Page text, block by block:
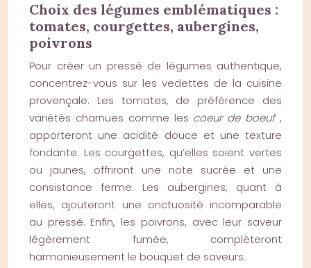
Choix des légumes emblématiques :
tomates, courgettes, aubergines,
poivrons
Pour créer un pressé de légumes authentique,
concentrez-vous sur les vedettes de la cuisine
provençale. Les tomates, de préférence des
variétés charnues comme les coeur de boeuf,
apporteront une acidité douce et une texture
fondante. Les courgettes, qu’elles soient vertes
ou jaunes, offriront une note sucrée et une
consistance ferme. Les aubergines, quant à
elles, ajouteront une onctuosité incomparable
au pressé. Enfin, les poivrons, avec leur saveur
légèrement fumée, complèteront
harmonieusement le bouquet de saveurs.